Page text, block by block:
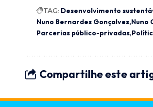
TAG: Desenvolvimento
Nuno Bernardes Gonçalves Nuno
Parcerias público-privadas
Compartilhe este